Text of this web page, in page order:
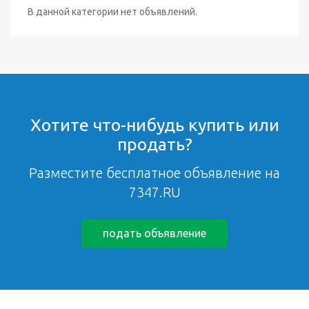
В данной категории нет объявлений.
Хотите что-нибудь купить или
продать?
Разместите бесплатное объявление на
7347.RU
подать объявление